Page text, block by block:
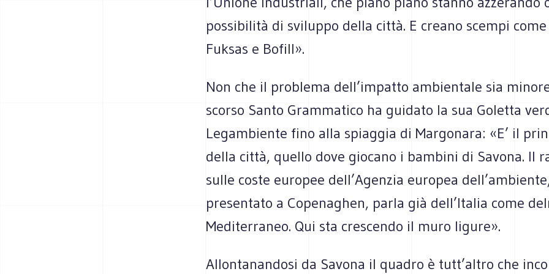
possibilità di sviluppo della città. E creano scempi
Fuksas e Bofill».
Non che il problema dell’impatto ambientale sia
scorso Santo Grammatico ha guidato la sua Goletta
Legambiente fino alla spiaggia di Margonara: «E’ il
della città, quello dove giocano i bambini di Savona. Il
sulle coste europee dell’Agenzia europea
presentato a Copenaghen, parla già dell’Italia come
Mediterraneo. Qui sta crescendo il muro ligure».
Allontanandosi da Savona il quadro è tutt’altro che